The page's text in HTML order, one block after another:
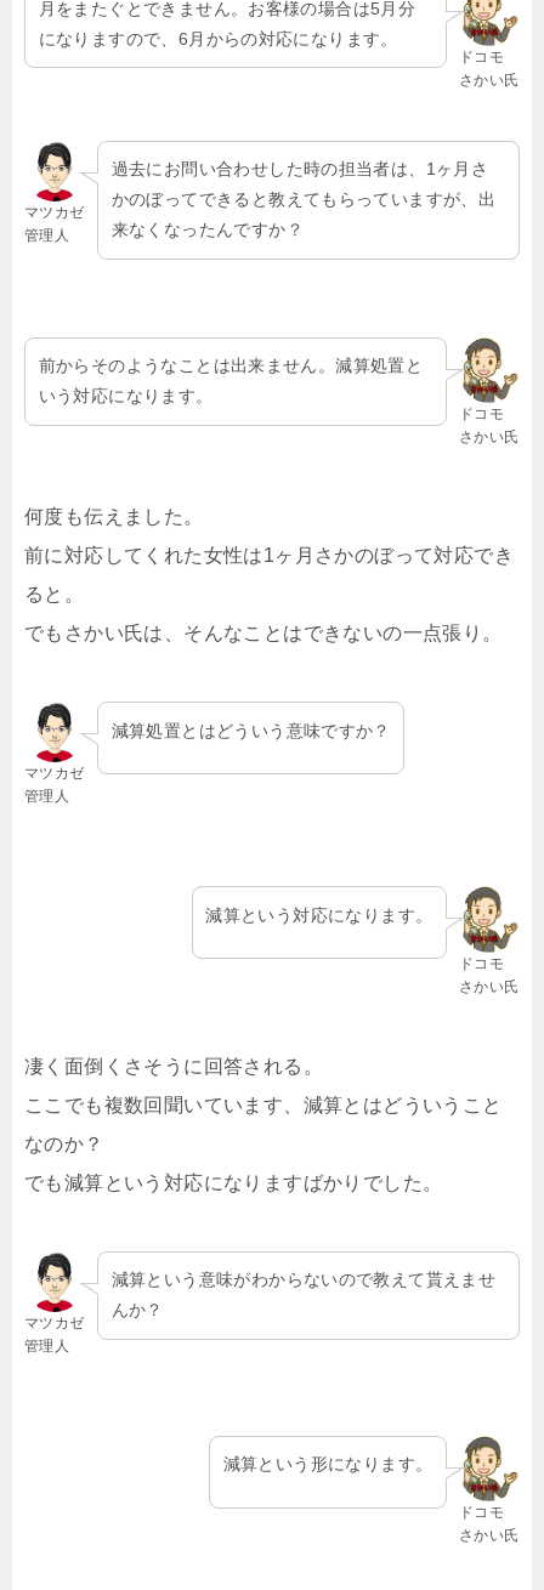
ドコモ
さかい氏
月をまたぐとできません。お客様の場合は5月分
になりますので、6月からの対応になります。
マツカゼ
管理人
過去にお問い合わせした時の担当者は、1ヶ月さ
かのぼってできると教えてもらっていますが、出
来なくなったんですか？
ドコモ
さかい氏
前からそのようなことは出来ません。減算処置と
いう対応になります。
何度も伝えました。
前に対応してくれた女性は1ヶ月さかのぼって対応でき
ると。
でもさかい氏は、そんなことはできないの一点張り。
マツカゼ
管理人
減算処置とはどういう意味ですか？
ドコモ
さかい氏
減算という対応になります。
凄く面倒くさそうに回答される。
ここでも複数回聞いています、減算とはどういうこと
なのか？
でも減算という対応になりますばかりでした。
マツカゼ
管理人
減算という意味がわからないので教えて貰えませ
んか？
ドコモ
さかい氏
減算という形になります。